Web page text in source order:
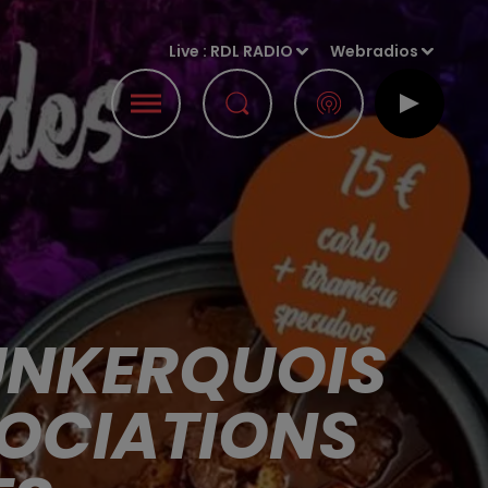
Live :RDL RADIO Webradios